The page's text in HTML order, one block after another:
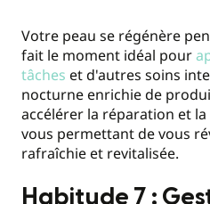
Votre peau se régénère
fait le moment idéal pour
tâches et d'autres soins
nocturne enrichie de
accélérer la réparation et
vous permettant de vous
rafraîchie et revitalisée.
Habitude 7 :